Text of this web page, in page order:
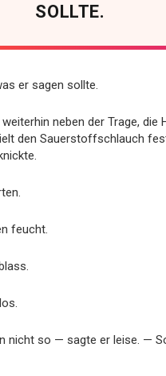
SOLLTE.
er sagen sollte.
neben der Trage, die
den Sauerstoffschlauch
feucht.
nicht so — sagte er leise. —